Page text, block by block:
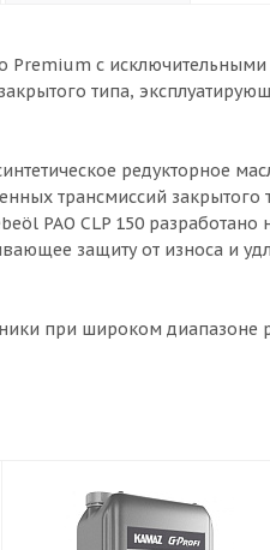
Premium с
типа,
редукторное
трансмиссий закрытого
PAO CLP 150
защиту от износа и
при широком диапазоне